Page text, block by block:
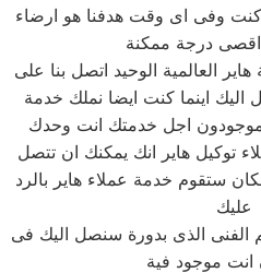
كنت وفى اى وقت هدفنا هو ارضاء
اقصى درجة ممكنة
هاير العالمية الوحيد اتصل بنا على
اينما كنت ايضا نملك خدمة
موجودون اجل خدمتك انت وحدك
توكيل هاير انك يمكنك ان تتصل
ستقوم خدمة عملاء هاير بالرد
عليك
الذى بدورة سنصل اليك فى
موجود فية